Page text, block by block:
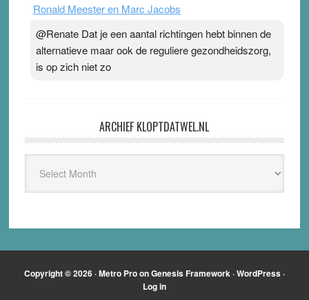
Ronald Meester en Marc Jacobs
@Renate Dat je een aantal richtingen hebt binnen de
alternatieve maar ook de reguliere gezondheidszorg,
is op zich niet zo
ARCHIEF KLOPTDATWEL.NL
Kloptdatwel.nl
Copyright © 2026 ·Metro ProonGenesis Framework ·WordPress ·
Log in